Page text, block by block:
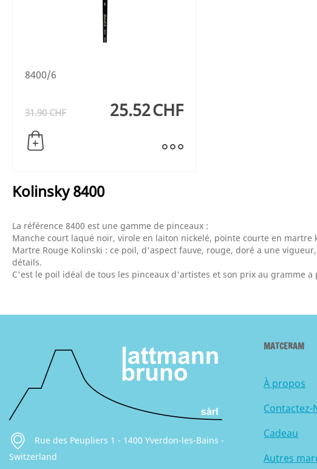
8400/6
25.52CHF
31.90 CHF
Kolinsky 8400
La référence 8400 est une gamme de pinceaux :
Manche court laqué noir, virole en laiton nickelé, pointe courte en martre
Martre Rouge Kolinski : ce poil, d'aspect fauve, rouge, doré a une
détails.
C'est le poil idéal de tous les pinceaux d'artistes et son prix au gramme
Rue des Peupliers 1 - 1400 Yverdon-les-Bains -
Switzerland
MATCERAM
À propos
Contactez-
Cadeau
Autres